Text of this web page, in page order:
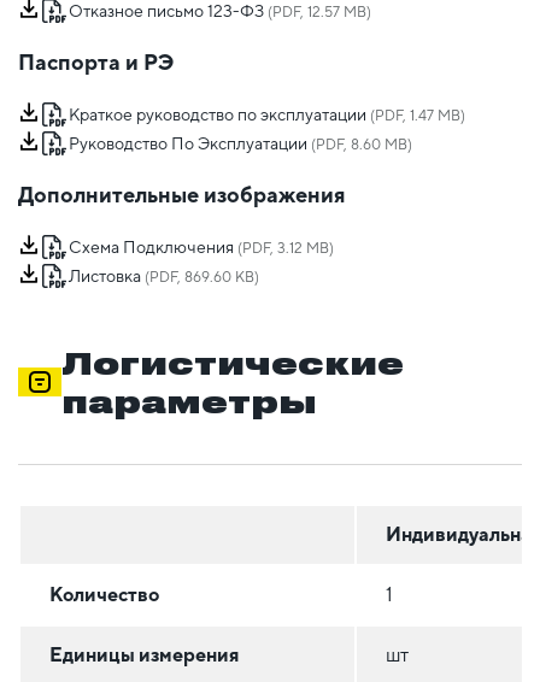
Отказное письмо 123-ФЗ (PDF, 12.57 MB)
Паспорта и РЭ
Краткое руководство по эксплуатации (PDF, 1.47 MB)
Руководство По Эксплуатации (PDF, 8.60 MB)
Дополнительные изображения
Схема Подключения (PDF, 3.12 MB)
Листовка (PDF, 869.60 KB)
Логистические
параметры
Индивидуальная
Количество 1
Единицы измерения шт